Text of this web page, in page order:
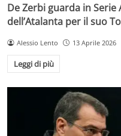
De Zerbi guarda in Serie
dell’Atalanta per il suo
Alessio Lento 13 Aprile 2026
Leggi di più